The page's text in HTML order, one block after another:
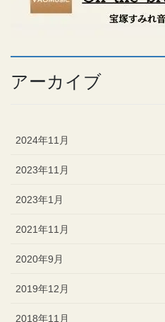
アーカイブ
2024年11月
2023年11月
2023年1月
2021年11月
2020年9月
2019年12月
2018年11月